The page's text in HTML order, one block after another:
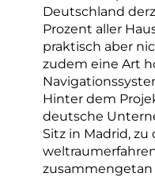
Deutschland
Prozent aller
praktisch aber
zudem eine Art
Hinter dem
deutsche
Sitz in Madrid, zu
zusammengetan